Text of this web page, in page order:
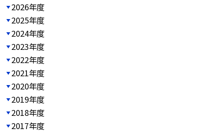
2026年度
2025年度
2024年度
2023年度
2022年度
2021年度
2020年度
2019年度
2018年度
2017年度